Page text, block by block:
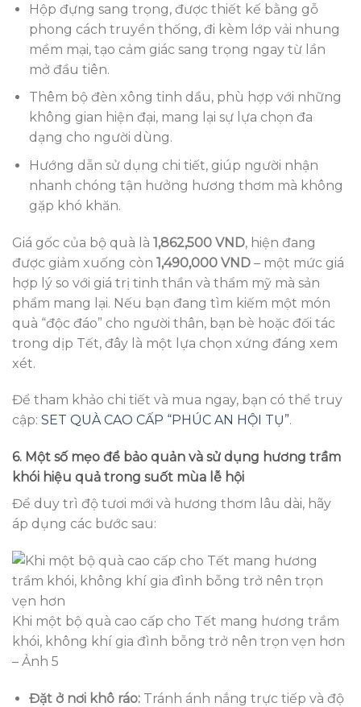
Hộp đựng sang trọng, được thiết kế bằng gỗ
phong cách truyền thống, đi kèm lớp vải nhung
mềm mại, tạo cảm giác sang trọng ngay từ lần
mở đầu tiên.
Thêm bộ đèn xông tinh dầu, phù hợp với những
không gian hiện đại, mang lại sự lựa chọn đa
dạng cho người dùng.
Hướng dẫn sử dụng chi tiết, giúp người nhận
nhanh chóng tận hưởng hương thơm mà không
gặp khó khăn.
Giá gốc của bộ quà là 1,862,500 VND, hiện đang
được giảm xuống còn 1,490,000 VND – một mức giá
hợp lý so với giá trị tinh thần và thẩm mỹ mà sản
phẩm mang lại. Nếu bạn đang tìm kiếm một món
quà “độc đáo” cho người thân, bạn bè hoặc đối tác
trong dịp Tết, đây là một lựa chọn xứng đáng xem
xét.
Để tham khảo chi tiết và mua ngay, bạn có thể truy
cập: SET QUÀ CAO CẤP “PHÚC AN HỘI TỤ”.
6. Một số mẹo để bảo quản và sử dụng hương trầm
khói hiệu quả trong suốt mùa lễ hội
Để duy trì độ tươi mới và hương thơm lâu dài, hãy
áp dụng các bước sau:
Khi một bộ quà cao cấp cho Tết mang hương trầm
khói, không khí gia đình bỗng trở nên trọn vẹn hơn
– Ảnh 5
Đặt ở nơi khô ráo:Tránh ánh nắng trực tiếp và độ